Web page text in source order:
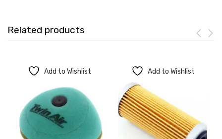
Related products
Add to Wishlist Add to Wishlist